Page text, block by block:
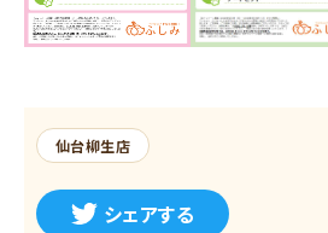
仙台柳生店
シェアする